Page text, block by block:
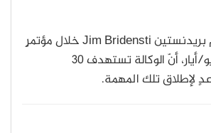
قال مدير ناسا جيم بريدنستين Jim Bridensti خلال مؤتمرٍ
صحفي في 26 مايو/أيار، أنّ الوكالة تستهدف 30
لإطلاق تلك المهمة.